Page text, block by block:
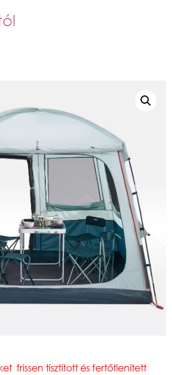
frissen tisztított és fertőtlenített